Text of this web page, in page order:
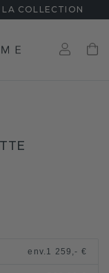
COLLECTION
env. 1 259,- €